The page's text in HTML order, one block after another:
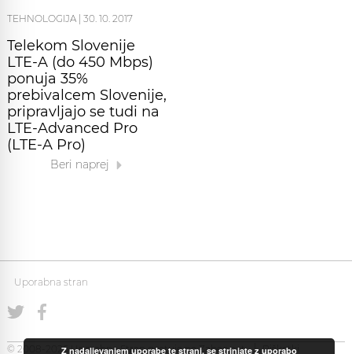
TEHNOLOGIJA 30. 10. 2017
Telekom Slovenije
LTE-A (do 450 Mbps)
ponuja 35%
prebivalcem Slovenije,
pripravljajo se tudi na
LTE-Advanced Pro
(LTE-A Pro)
Beri naprej
Uporabna stran
© 2008-2026 Uporabna Stran gostuje naZabec.net Piškotki
Z nadaljevanjem uporabe te strani, se strinjate z uporabo